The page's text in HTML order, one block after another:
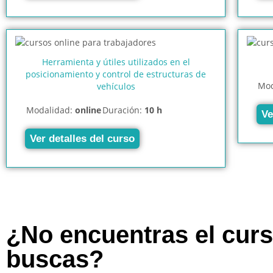
Herramienta y útiles utilizados en el
posicionamiento y control de estructuras de
vehículos
Modalidad: onlineDuración: 10 h
Ver detalles del curso
¿No encuentras el
buscas?